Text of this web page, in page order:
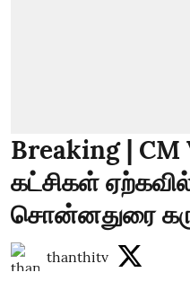
Breaking |
கட்சிகள்
சொன்னதுரை
thanthitv